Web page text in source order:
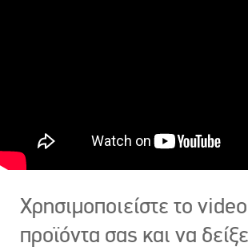
Χρησιμοποιείστε το
προϊόντα σας και να